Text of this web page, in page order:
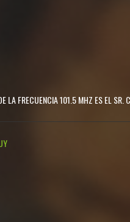
FRECUENCIA 101.5 MHZ ES EL SR.